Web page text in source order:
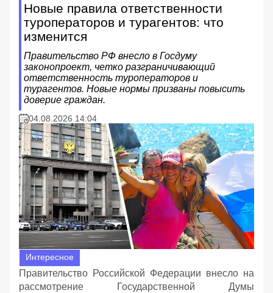
Новые правила ответственности
туроператоров и турагентов: что
изменится
Правительство РФ внесло в Госдуму
законопроект, четко разграничивающий
ответственность туроператоров и
турагентов. Новые нормы призваны повысить
доверие граждан.
04.08.2026 14:04
Интересное
Правительство Российской Федерации внесло на
рассмотрение Государственной Думы